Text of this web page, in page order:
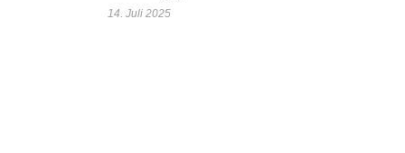
14. Juli 2025